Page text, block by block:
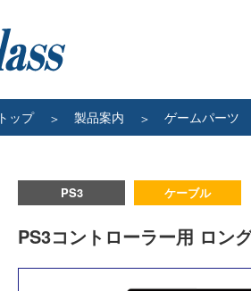
トップ 製品案内 ゲームパーツ
PS3 ケーブル
PS3コントローラー用 ロン